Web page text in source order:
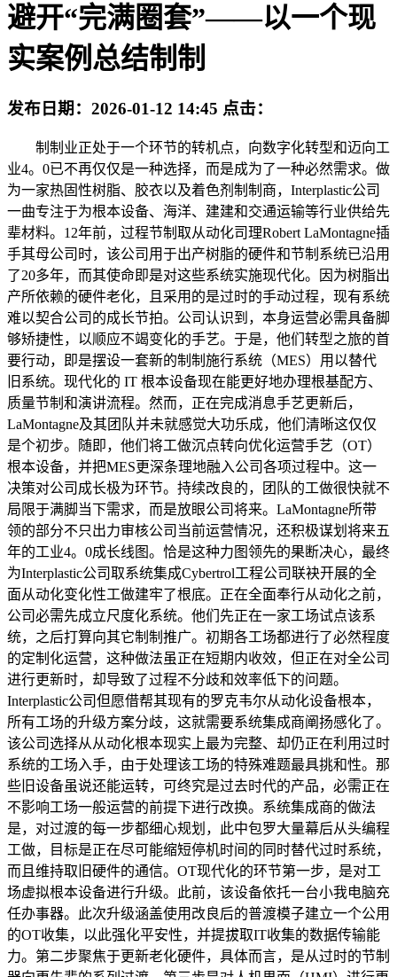
避开“完满圈套”——以一个现
实案例总结制制
发布日期： 2026-01-12 14:45 点击：
制制业正处于一个环节的转机点，向数字化转型和迈向工
业4。0已不再仅仅是一种选择，而是成为了一种必然需求。做
为一家热固性树脂、胶衣以及着色剂制制商，Interplastic公司
一曲专注于为根本设备、海洋、建建和交通运输等行业供给先
辈材料。12年前，过程节制取从动化司理Robert LaMontagne插
手其母公司时，该公司用于出产树脂的硬件和节制系统已沿用
了20多年，而其使命即是对这些系统实施现代化。因为树脂出
产所依赖的硬件老化，且采用的是过时的手动过程，现有系统
难以契合公司的成长节拍。公司认识到，本身运营必需具备脚
够矫捷性，以顺应不竭变化的手艺。于是，他们转型之旅的首
要行动，即是摆设一套新的制制施行系统（MES）用以替代
旧系统。现代化的 IT 根本设备现在能更好地办理根基配方、
质量节制和演讲流程。然而，正在完成消息手艺更新后，
LaMontagne及其团队并未就感觉大功乐成，他们清晰这仅仅
是个初步。随即，他们将工做沉点转向优化运营手艺（OT）
根本设备，并把MES更深条理地融入公司各项过程中。这一
决策对公司成长极为环节。持续改良的，团队的工做很快就不
局限于满脚当下需求，而是放眼公司将来。LaMontagne所带
领的部分不只出力审核公司当前运营情况，还积极谋划将来五
年的工业4。0成长线图。恰是这种力图领先的果断决心，最终
为Interplastic公司取系统集成Cybertrol工程公司联袂开展的全
面从动化变化性工做建牢了根底。正在全面奉行从动化之前，
公司必需先成立尺度化系统。他们先正在一家工场试点该系
统，之后打算向其它制制推广。初期各工场都进行了必然程度
的定制化运营，这种做法虽正在短期内收效，但正在对全公司
进行更新时，却导致了过程不分歧和效率低下的问题。
Interplastic公司但愿借帮其现有的罗克韦尔从动化设备根本，
所有工场的升级方案分歧，这就需要系统集成商阐扬感化了。
该公司选择从从动化根本现实上最为完整、却仍正在利用过时
系统的工场入手，由于处理该工场的特殊难题最具挑和性。那
些旧设备虽说还能运转，可终究是过去时代的产品，必需正在
不影响工场一般运营的前提下进行改换。系统集成商的做法
是，对过渡的每一步都细心规划，此中包罗大量幕后从头编程
工做，目标是正在尽可能缩短停机时间的同时替代过时系统，
而且维持取旧硬件的通信。OT现代化的环节第一步，是对工
场虚拟根本设备进行升级。此前，该设备依托一台小我电脑充
任办事器。此次升级涵盖使用改良后的普渡模子建立一个公用
的OT收集，以此强化平安性，并提拔取IT收集的数据传输能
力。第二步聚焦于更新老化硬件，具体而言，是从过时的节制